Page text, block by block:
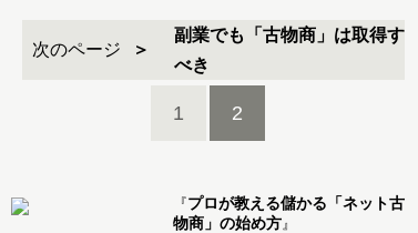
次のページ
副業でも「古物商」は取得す
べき
1 2
『プロが教える儲かる「ネット古
物商」の始め方 』